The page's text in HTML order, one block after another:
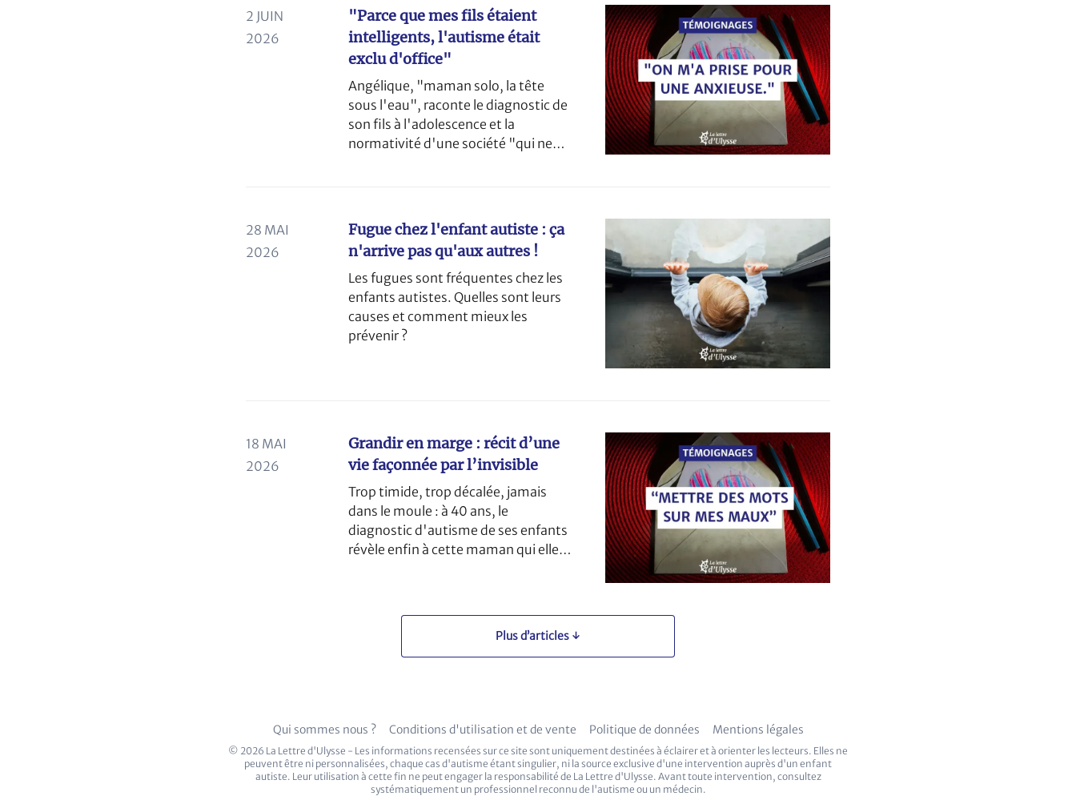
2 JUIN
2026
"Parce que mes fils étaient
intelligents, l'autisme était
exclu d'office"
Angélique, "maman solo, la tête
sous l'eau", raconte le diagnostic de
son fils à l'adolescence et la
normativité d'une société "qui ne
28 MAI
2026
Fugue chez l'enfant autiste : ça
n'arrive pas qu'aux autres !
Les fugues sont fréquentes chez les
enfants autistes. Quelles sont leurs
causes et comment mieux les
prévenir ?
18 MAI
2026
Grandir en marge : récit d’une
vie façonnée par l’invisible
Trop timide, trop décalée, jamais
dans le moule : à 40 ans, le
diagnostic d'autisme de ses enfants
révèle enfin à cette maman qui elle
Plus d’articles ↓
Qui sommes nous ? Conditions d'utilisation et de vente Politique de données Mentions légales
© 2026 La Lettre d'Ulysse - Les informations recensées sur ce site sont uniquement destinées à éclairer et à orienter les lecteurs. Elles ne
peuvent être ni personnalisées, chaque cas d'autisme étant singulier, ni la source exclusive d'une intervention auprès d'un enfant
autiste. Leur utilisation à cette fin ne peut engager la responsabilité de La Lettre d'Ulysse. Avant toute intervention, consultez
systématiquement un professionnel reconnu de l'autisme ou un médecin.